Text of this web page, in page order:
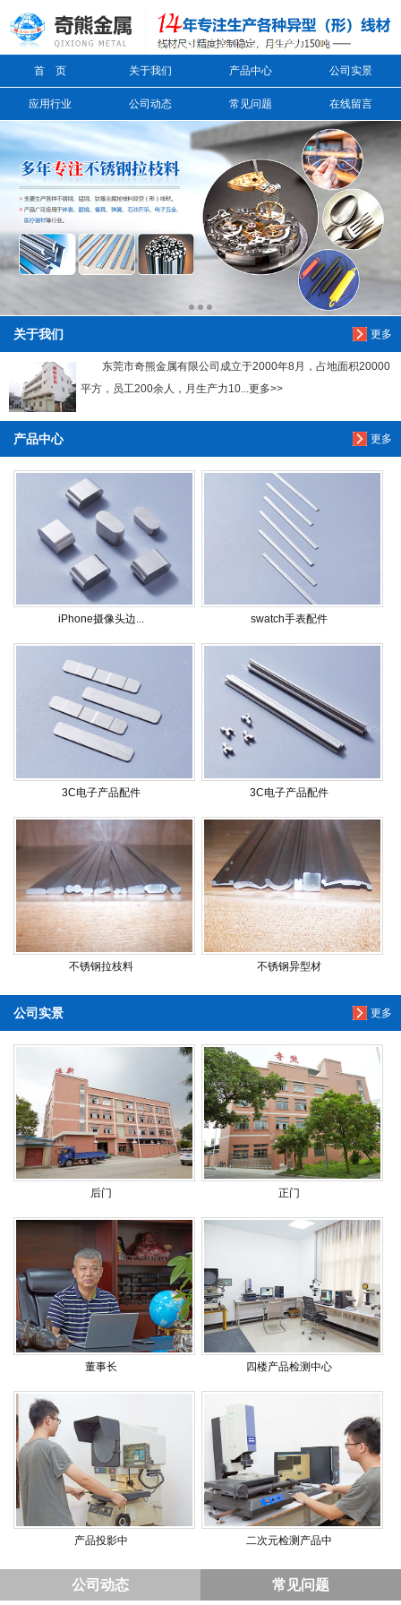
首 页 关于我们 产品中心 公司实景
应用行业 公司动态 常见问题 在线留言
更多
关于我们
东莞市奇熊金属有限公司成立于2000年8月，占地面积20000
平方，员工200余人，月生产力10...更多>>
更多
产品中心
iPhone摄像头边... swatch手表配件
3C电子产品配件 3C电子产品配件
不锈钢拉枝料 不锈钢异型材
更多
公司实景
后门 正门
董事长 四楼产品检测中心
产品投影中 二次元检测产品中
公司动态 常见问题
信息搜索
搜索